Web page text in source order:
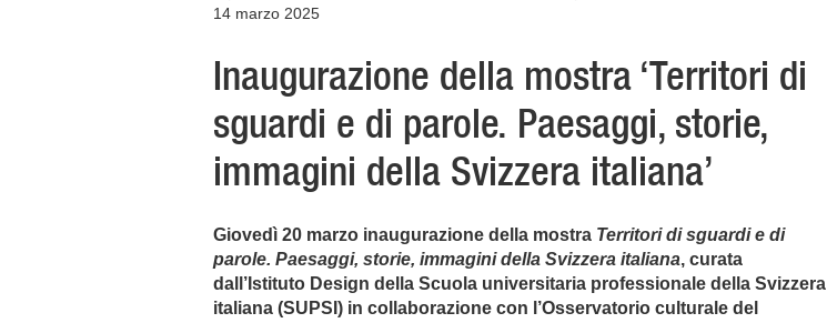
14 marzo 2025
Inaugurazione della mostra ‘Territori di
sguardi e di parole. Paesaggi, storie,
immagini della Svizzera italiana’
Giovedì 20 marzo inaugurazione della mostra Territori di sguardi e di
parole. Paesaggi, storie, immagini della Svizzera italiana, curata
dall’Istituto Design della Scuola universitaria professionale della Svizzera
italiana (SUPSI) in collaborazione con l’Osservatorio culturale del